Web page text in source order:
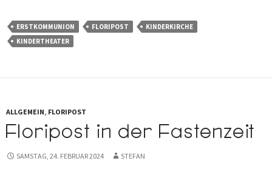
ERSTKOMMUNION FLORIPOST
KINDERKIRCHE
KINDERTHEATER
ALLGEMEIN, FLORIPOST
Floripost in der Fastenzeit
SAMSTAG, 24. FEBRUAR 2024 STEFAN